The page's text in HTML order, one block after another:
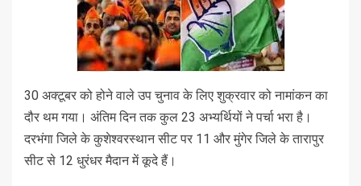
30 अक्टूबर को होने वाले उप चुनाव के लिए शुक्रवार को नामांकन का
दौर थम गया। अंतिम दिन तक कुल 23 अभ्यर्थियों ने पर्चा भरा है।
दरभंगा जिले के कुशेश्वरस्थान सीट पर 11 और मुंगेर जिले के तारापुर
सीट से 12 धुरंधर मैदान में कूदे हैं।